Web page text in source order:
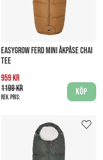
EASYGROW FERD MINI ÅKPÅSE CHAI
TEE
959 kr
1199 kr
Rek. pris:
Köp